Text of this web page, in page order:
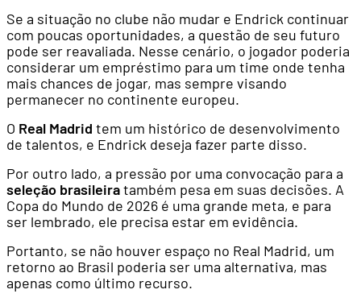
Se a situação no clube não mudar e Endrick continuar
com poucas oportunidades, a questão de seu futuro
pode ser reavaliada. Nesse cenário, o jogador poderia
considerar um empréstimo para um time onde tenha
mais chances de jogar, mas sempre visando
permanecer no continente europeu.
O Real Madrid tem um histórico de desenvolvimento
de talentos, e Endrick deseja fazer parte disso.
Por outro lado, a pressão por uma convocação para a
seleção brasileiratambém pesa em suas decisões. A
Copa do Mundo de 2026 é uma grande meta, e para
ser lembrado, ele precisa estar em evidência.
Portanto, se não houver espaço no Real Madrid, um
retorno ao Brasil poderia ser uma alternativa, mas
apenas como último recurso.